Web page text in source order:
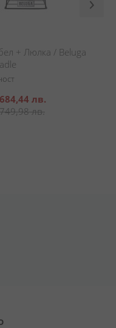
+ Люлка / Beluga
684,44 лв.
749,98 лв.